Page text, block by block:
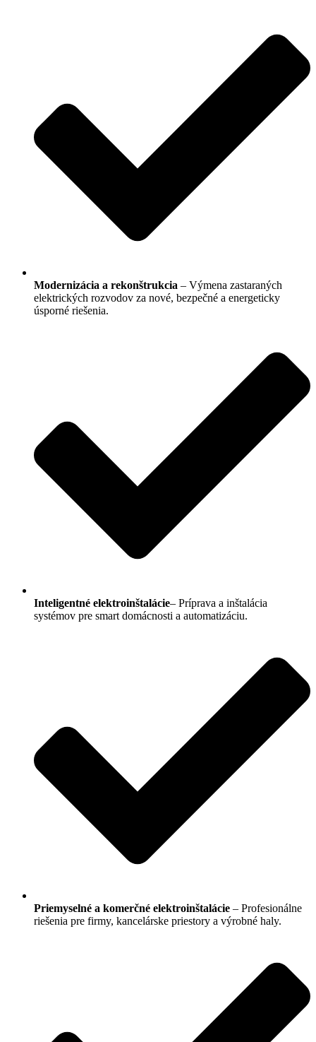
Modernizácia a rekonštrukcia – Výmena zastaraných
elektrických rozvodov za nové, bezpečné a energeticky
úsporné riešenia.
Inteligentné elektroinštalácie– Príprava a inštalácia
systémov pre smart domácnosti a automatizáciu.
Priemyselné a komerčné elektroinštalácie – Profesionálne
riešenia pre firmy, kancelárske priestory a výrobné haly.